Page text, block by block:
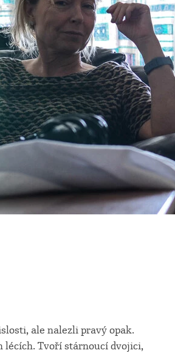
ale nalezli pravý opak.
lécích. Tvoří stárnoucí dvojici,